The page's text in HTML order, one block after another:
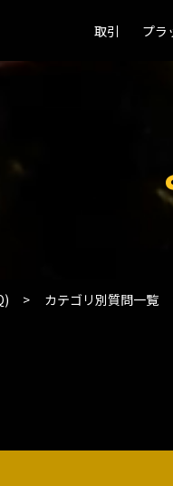
取引 プラ
カテゴリ別質問一覧
取引 プラ